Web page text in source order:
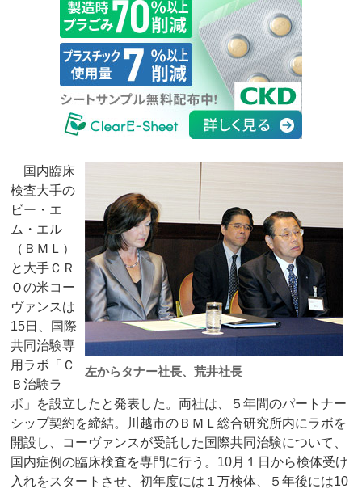
左からタナー社長、荒井社長
国内臨床
検査大手の
ビー・エ
ム・エル
（ＢＭＬ）
と大手ＣＲ
Ｏの米コー
ヴァンスは
15日、国際
共同治験専
用ラボ「Ｃ
Ｂ治験ラ
ボ」を設立したと発表した。両社は、５年間のパートナー
シップ契約を締結。川越市のＢＭＬ総合研究所内にラボを
開設し、コーヴァンスが受託した国際共同治験について、
国内症例の臨床検査を専門に行う。10月１日から検体受け
入れをスタートさせ、初年度には１万検体、５年後には10